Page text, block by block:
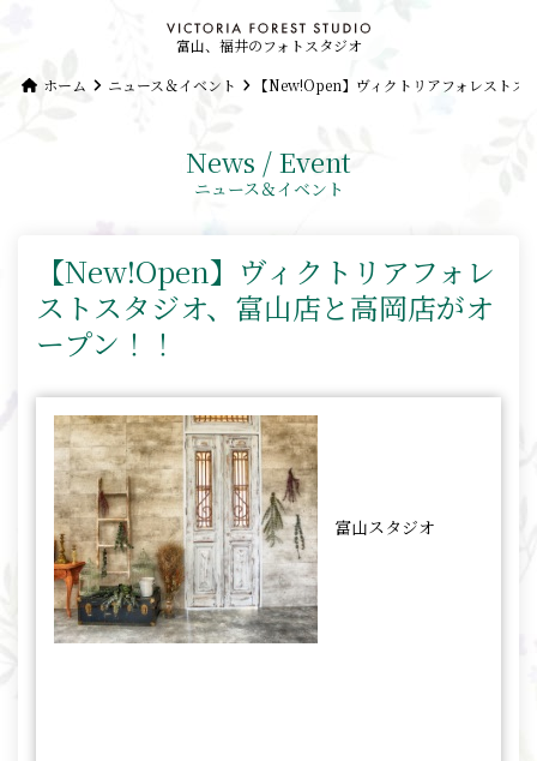
富山、福井のフォトスタジオ
ホーム
ニュース＆イベント 【New!Open】ヴィクトリアフォレストス
News / Event
ニュース＆イベント
【New!Open】ヴィクトリアフォレ
ストスタジオ、富山店と高岡店がオ
ープン！！
富山スタジオ